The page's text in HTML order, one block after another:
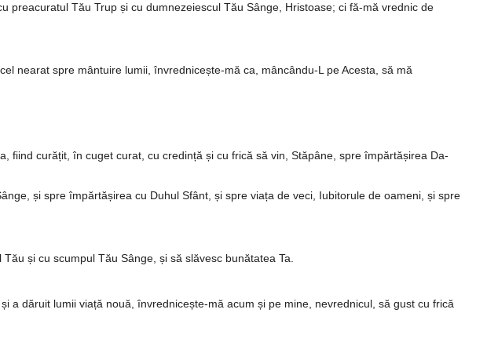
Tău Trup și cu dumnezeiescul Tău Sânge, Hris­­toase; ci fă-mă vrednic de
nearat spre mântuire lumii, învrednicește-mă ca, mân­cându-L pe Acesta, să mă
fiind curățit, în cuget curat, cu credință și cu frică să vin, Stăpâne, spre împărtășirea Da­
și spre îm­păr­­tă­șirea cu Duhul Sfânt, și spre viața de veci, Iubitorule de oameni, și spre
și cu scumpul Tău Sân­ge, și să slăvesc bunătatea Ta.
a dăruit lumii viață nouă, în­vrednicește-mă acum și pe mine, ne­vrednicul, să gust cu frică